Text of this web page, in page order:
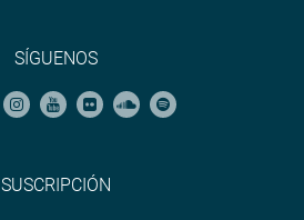
SÍGUENOS
SUSCRIPCIÓN